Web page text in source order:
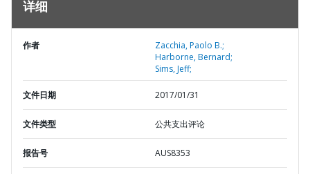
详细
作者
Zacchia, Paolo B.;
Harborne, Bernard;
Sims, Jeff;
文件日期 2017/01/31
文件类型 公共支出评论
报告号 AUS8353